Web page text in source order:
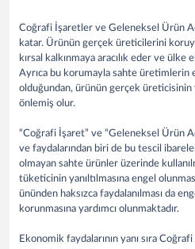
Coğrafi İşaretler ve Geleneksel Ürün
katar. Ürünün gerçek üreticilerini
kırsal kalkınmaya aracılık eder ve ülke
Ayrıca bu korumayla sahte üretimlerin
olduğundan, ürünün gerçek üreticisinin
önlemiş olur.
“Coğrafi İşaret” ve “Geleneksel Ürün
ve faydalarından biri de bu tescil
olmayan sahte ürünler üzerinde
tüketicinin yanıltılmasına engel
ününden haksızca faydalanılması da
korunmasına yardımcı olunmaktadır.
Ekonomik faydalarının yanı sıra